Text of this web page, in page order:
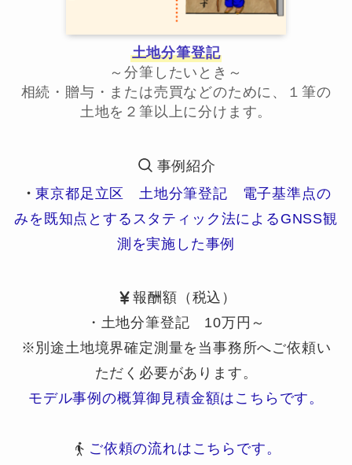
土地分筆登記
～分筆したいとき～
相続・贈与・または売買などのために、１筆の
土地を２筆以上に分けます。
事例紹介
・東京都足立区 土地分筆登記 電子基準点の
みを既知点とするスタティック法によるGNSS観
測を実施した事例
報酬額（税込）
・土地分筆登記 10万円～
※別途土地境界確定測量を当事務所へご依頼い
ただく必要があります。
モデル事例の概算御見積金額はこちらです。
ご依頼の流れはこちらです。